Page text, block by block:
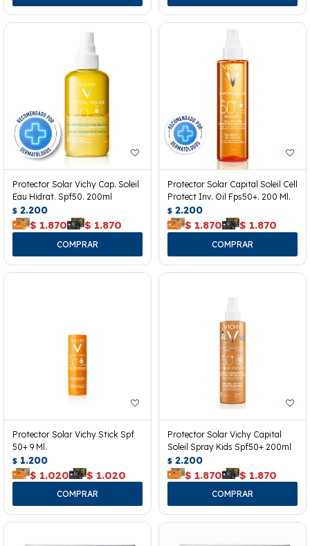
Protector Solar Vichy Cap. Soleil
Eau Hidrat. Spf50. 200ml
$ 2.200
$ 1.870 $ 1.870
Protector Solar Capital Soleil Cell
Protect Inv. Oil Fps50+. 200 Ml.
$ 2.200
$ 1.870 $ 1.870
Protector Solar Vichy Stick Spf
50+ 9 Ml.
$ 1.200
$ 1.020 $ 1.020
Protector Solar Vichy Capital
Soleil Spray Kids Spf50+ 200ml
$ 2.200
$ 1.870 $ 1.870